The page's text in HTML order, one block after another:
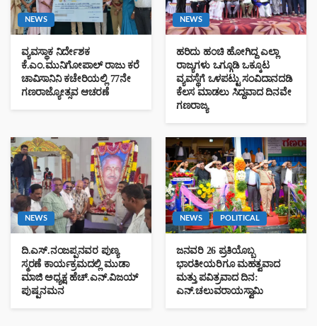
NEWS
ವ್ಯವಸ್ಥಾಕ ನಿರ್ದೇಶಕ
ಕೆ.ಎಂ.ಮುನಿಗೋಪಾಲ್‌ ರಾಜು ಕರೆ
ಚಾವಿಸಾನಿನಿ ಕಚೇರಿಯಲ್ಲಿ 77ನೇ
ಗಣರಾಜ್ಯೋತ್ಸವ ಆಚರಣೆ
NEWS
ಹರಿದು ಹಂಚಿ ಹೋಗಿದ್ದ ಎಲ್ಲಾ
ರಾಜ್ಯಗಳು ಒಗ್ಗೂಡಿ ಒಕ್ಕೂಟ
ವ್ಯವಸ್ಥೆಗೆ ಒಳಪಟ್ಟು ಸಂವಿದಾನದಡಿ
ಕೆಲಸ ಮಾಡಲು ಸಿದ್ದವಾದ ದಿನವೇ
ಗಣರಾಜ್ಯ
NEWS
ದಿ.ಎಸ್.ನಂಜಪ್ಪನವರ ಪುಣ್ಯ
ಸ್ಮರಣೆ ಕಾರ್ಯಕ್ರಮದಲ್ಲಿ ಮುಡಾ
ಮಾಜಿ ಅಧ್ಯಕ್ಷ ಹೆಚ್.ಎನ್.ವಿಜಯ್
ಪುಷ್ಪನಮನ
NEWS POLITICAL
ಜನವರಿ 26 ಪ್ರತಿಯೊಬ್ಬ
ಭಾರತೀಯರಿಗೂ ಮಹತ್ವವಾದ
ಮತ್ತು ಪವಿತ್ರವಾದ ದಿನ:
ಎನ್.ಚಲುವರಾಯಸ್ವಾಮಿ